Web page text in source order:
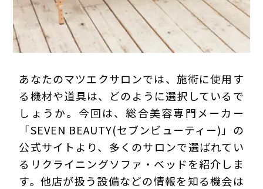
プライバシーポリシー
あなたのマツエクサロンでは、施術に使用す
る機材や道具は、どのように選択しているで
しょうか。今回は、総合美容専門メーカー
「SEVEN BEAUTY(セブンビューティー)」の
公式サイトより、多くのサロンで選ばれてい
るリクライニングソファ・ベッドを紹介しま
す。他店が扱う設備などの情報を知る機会は